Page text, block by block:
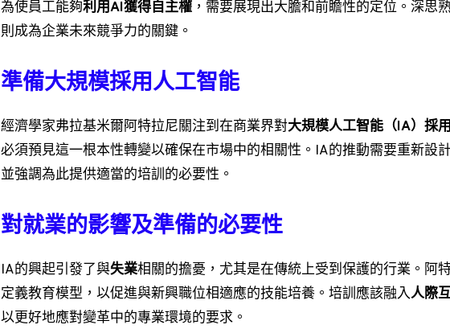
為使員工能夠利用AI獲得自主權 ，需要展現出大膽和前瞻性的定位。深思
則成為企業未來競爭力的關鍵。
準備大規模採用人工智能
經濟學家弗拉基米爾·阿特拉尼關注到在商業界對大規模人工智能（IA）採用
必須預見這一根本性轉變以確保在市場中的相關性。IA的推動需要重新設
並強調為此提供適當的培訓的必要性。
對就業的影響及準備的必要性
IA的興起引發了與失業相關的擔憂，尤其是在傳統上受到保護的行業。阿
定義教育模型，以促進與新興職位相適應的技能培養。培訓應該融入人際
以更好地應對變革中的專業環境的要求。